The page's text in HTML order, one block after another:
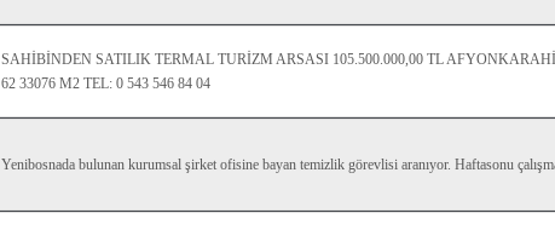
SAHİBİNDEN SATILIK TERMAL TURİZM ARSASI 105.500.000,00 TL
62 33076 M2 TEL: 0 543 546 84 04
Yenibosnada bulunan kurumsal şirket ofisine bayan temizlik görevlisi aranıyor. Haftasonu